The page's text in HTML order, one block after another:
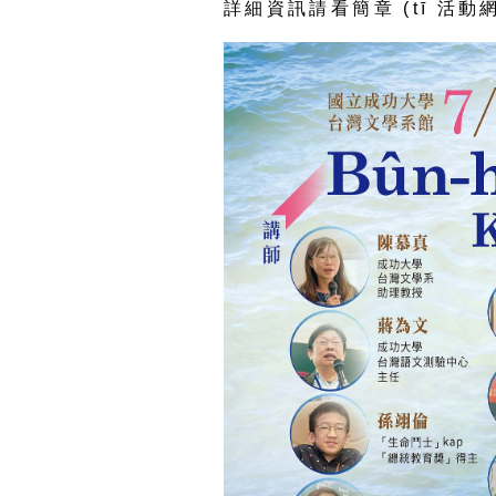
詳細資訊請看簡章 (tī 活動